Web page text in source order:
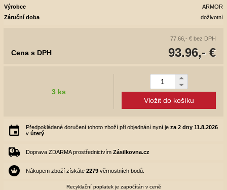
Výrobce
ARMOR
Záruční doba
doživotní
77.66,- € bez DPH
93.96,- €
Cena s DPH
3 ks
Vložit do košíku
Předpokládané doručení tohoto zboží při objednání nyní je za 2 dny 11.8.2026
v úterý
Doprava ZDARMA prostřednictvím Zásilkovna.cz
Nákupem zboží získáte 2279 věrnostních bodů.
Recyklační poplatek je započítán v ceně